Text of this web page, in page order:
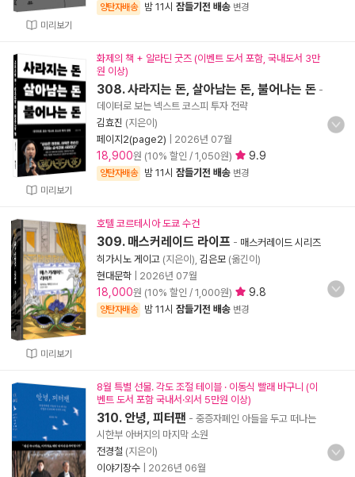
미리보기
양탄자배송 밤 11시 잠들기전 배송 변경
미리보기
화제의 책 + 알라딘 굿즈 (이벤트 도서 포함, 국내도서 3만
원 이상)
308. 사라지는 돈, 살아남는 돈, 불어나는 돈 -
데이터로 보는 넥스트 코스피 투자 전략
김효진 (지은이)
페이지2(page2)
2026년 07월
18,900원 (10% 할인 / 1,050원) 9.9
양탄자배송 밤 11시 잠들기전 배송 변경
미리보기
호텔 코르테시아 도쿄 수건
309. 매스커레이드 라이프 - 매스커레이드 시리즈
히가시노 게이고 (지은이), 김은모 (옮긴이)
현대문학
2026년 07월
18,000원 (10% 할인 / 1,000원) 9.8
양탄자배송 밤 11시 잠들기전 배송 변경
8월 특별 선물. 각도 조절 테이블 · 이동식 빨래 바구니 (이
벤트 도서 포함 국내서·외서 5만원 이상)
310. 안녕, 피터팬 - 중증자폐인 아들을 두고 떠나는
시한부 아버지의 마지막 소원
전경철 (지은이)
이야기장수
2026년 06월